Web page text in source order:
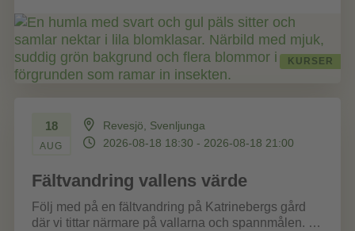
KURSER
18
AUG
Revesjö, Svenljunga
2026-08-18 18:30 - 2026-08-18 21:00
Fältvandring vallens värde
Följ med på en fältvandring på Katrinebergs gård
där vi tittar närmare på vallarna och spannmålen. Vi